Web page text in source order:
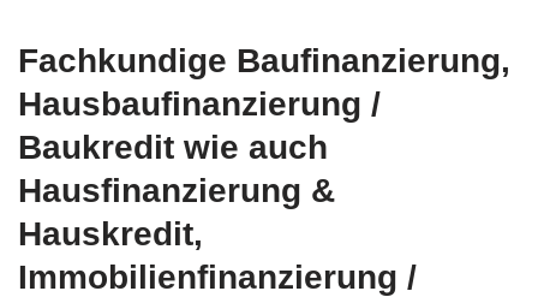
Fachkundige Baufinanzierung,
Hausbaufinanzierung /
Baukredit wie auch
Hausfinanzierung &
Hauskredit,
Immobilienfinanzierung /